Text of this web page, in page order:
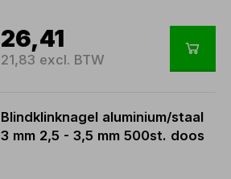
26,41
21,83 excl. BTW
Blindklinknagel aluminium/staal
3 mm 2,5 - 3,5 mm 500st. doos